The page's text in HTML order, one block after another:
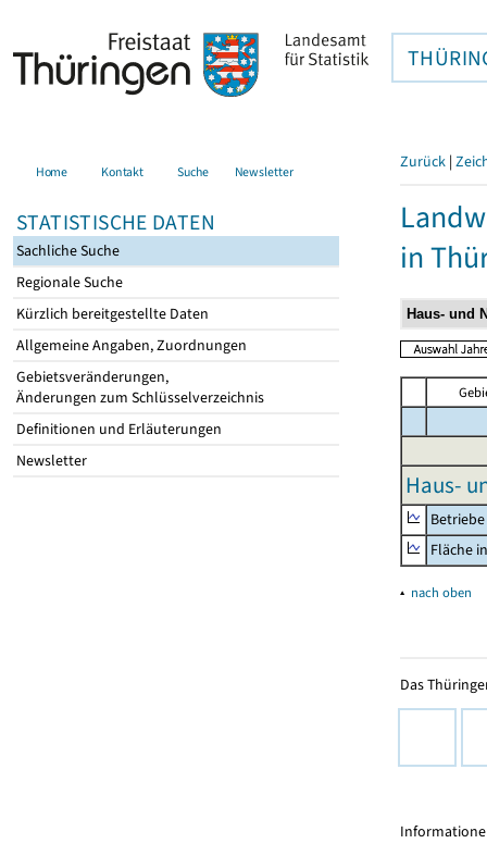
Home Kontakt Suche Newsletter
STATISTISCHE DATEN
Sachliche Suche
Regionale Suche
Kürzlich bereitgestellte Daten
Allgemeine Angaben, Zuordnungen
Gebietsveränderungen,
Änderungen zum Schlüsselverzeichnis
Definitionen und Erläuterungen
Newsletter
Zurück |
in
Haus-
Betriebe
Fläche
▴ nach oben
Das